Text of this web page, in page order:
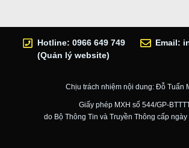
Hotline: 0966 649 749
(Quản lý website)
Email:
Chịu trách nhiệm nội dung: Đỗ Tuấn
Giấy phép MXH số 544/GP-
do Bộ Thông Tin và Truyền Thông cấp